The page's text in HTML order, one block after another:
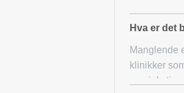
Hva er det
Manglende
klinikker
ovarial